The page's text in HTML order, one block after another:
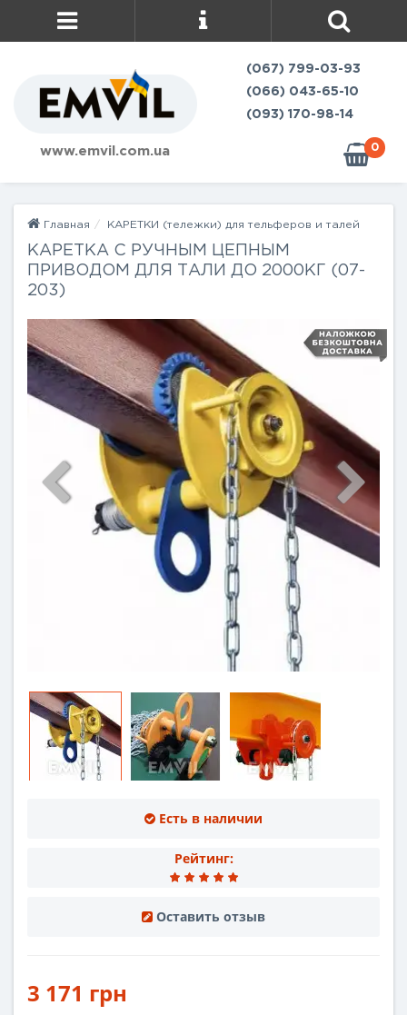
www.emvil.com.ua
(067) 799-03-93
(066) 043-65-10
(093) 170-98-14
0
Главная КАРЕТКИ (тележки) для тельферов и талей
КАРЕТКА С РУЧНЫМ ЦЕПНЫМ
ПРИВОДОМ ДЛЯ ТАЛИ ДО 2000КГ (07-
203)
Есть в наличии
Рейтинг:
Оставить отзыв
3 171 грн